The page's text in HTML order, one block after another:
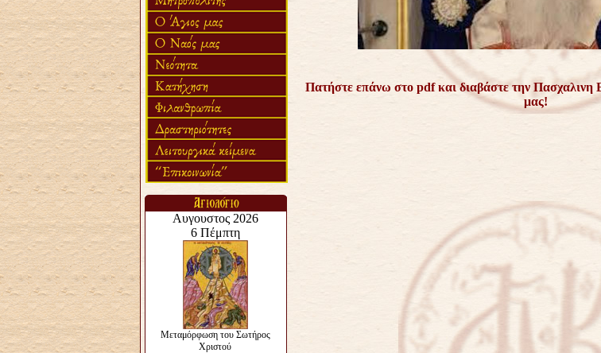
Πατήστε επάνω στο pdf και διαβάστε την Πασχαλινη
μας!